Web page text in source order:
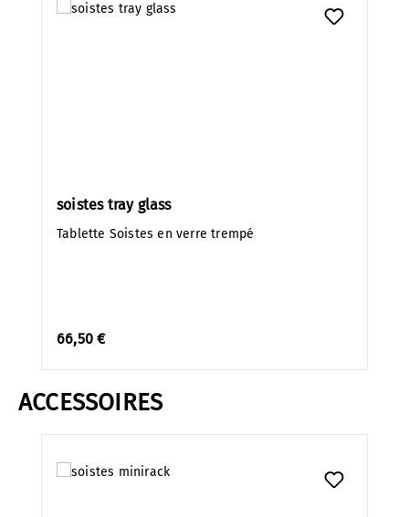
soistes tray glass
Tablette Soistes en verre trempé
66,50 €
ACCESSOIRES